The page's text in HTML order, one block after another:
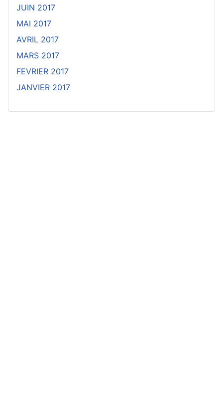
JUIN 2017
MAI 2017
AVRIL 2017
MARS 2017
FEVRIER 2017
JANVIER 2017